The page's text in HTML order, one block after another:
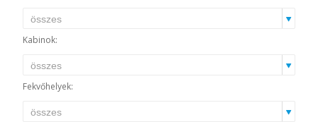
Kabinok:
Fekvőhelyek: